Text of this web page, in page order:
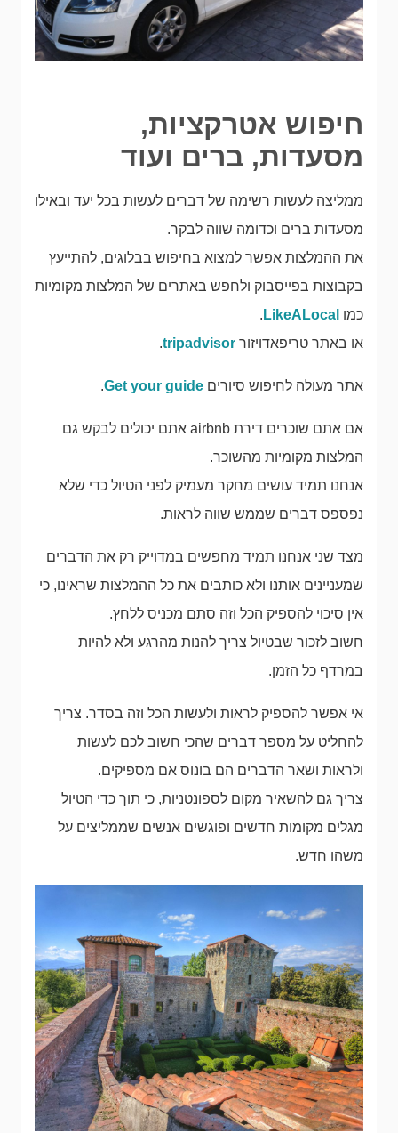
חיפוש אטרקציות,
מסעדות, ברים ועוד
ממליצה לעשות רשימה של דברים לעשות בכל יעד ובאילו
מסעדות ברים וכדומה שווה לבקר.
את ההמלצות אפשר למצוא בחיפוש בבלוגים, להתייעץ
בקבוצות בפייסבוק ולחפש באתרים של המלצות מקומיות
כמו LikeALocal
.
או באתר טריפאדויזור tripadvisor
.
אתר מעולה לחיפוש סיורים Get your guide
.
אם אתם שוכרים דירת airbnb אתם יכולים לבקש גם
המלצות מקומיות מהשוכר.
אנחנו תמיד עושים מחקר מעמיק לפני הטיול כדי שלא
נפספס דברים שממש שווה לראות.
מצד שני אנחנו תמיד מחפשים במדוייק רק את הדברים
שמעניינים אותנו ולא כותבים את כל ההמלצות שראינו, כי
אין סיכוי להספיק הכל וזה סתם מכניס ללחץ.
חשוב לזכור שבטיול צריך להנות מהרגע ולא להיות
במרדף כל הזמן.
אי אפשר להספיק לראות ולעשות הכל וזה בסדר. צריך
להחליט על מספר דברים שהכי חשוב לכם לעשות
ולראות ושאר הדברים הם בונוס אם מספיקים.
צריך גם להשאיר מקום לספונטניות, כי תוך כדי הטיול
מגלים מקומות חדשים ופוגשים אנשים שממליצים על
משהו חדש.